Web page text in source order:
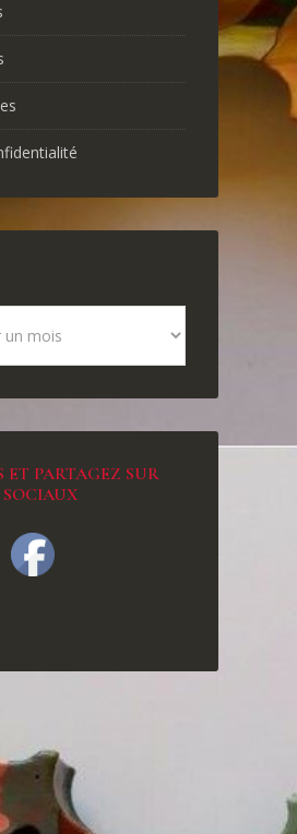
ET PARTAGEZ SUR
SOCIAUX